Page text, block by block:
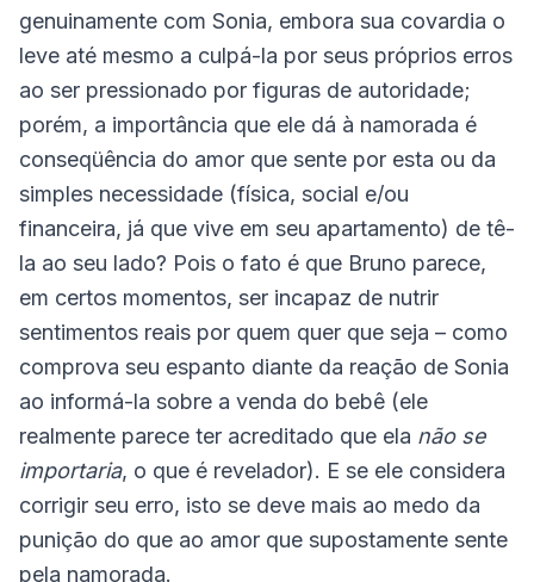
genuinamente com Sonia, embora sua covardia o
leve até mesmo a culpá-la por seus próprios erros
ao ser pressionado por figuras de autoridade;
porém, a importância que ele dá à namorada é
conseqüência do amor que sente por esta ou da
simples necessidade (física, social e/ou
financeira, já que vive em seu apartamento) de tê-
la ao seu lado? Pois o fato é que Bruno parece,
em certos momentos, ser incapaz de nutrir
sentimentos reais por quem quer que seja – como
comprova seu espanto diante da reação de Sonia
ao informá-la sobre a venda do bebê (ele
realmente parece ter acreditado que ela não se
importaria, o que é revelador). E se ele considera
corrigir seu erro, isto se deve mais ao medo da
punição do que ao amor que supostamente sente
pela namorada.